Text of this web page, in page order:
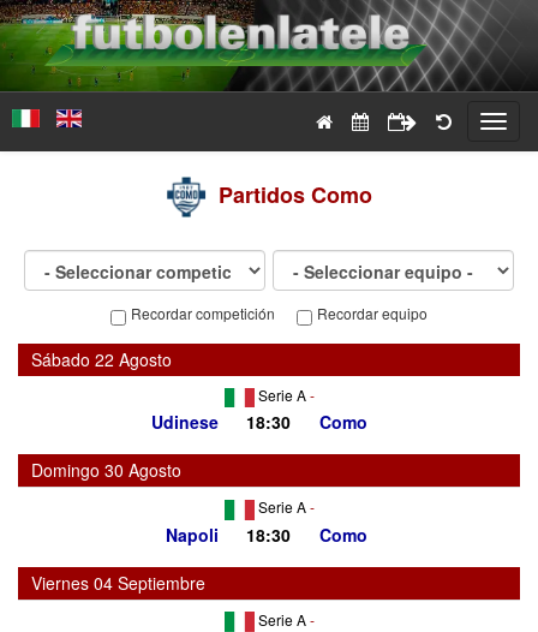
PartidosComo
Recordar competición Recordar equipo
Sábado 22 Agosto
Serie A -
Udinese 18:30
Como
Domingo 30 Agosto
Serie A -
Napoli 18:30
Como
Viernes 04 Septiembre
Serie A -